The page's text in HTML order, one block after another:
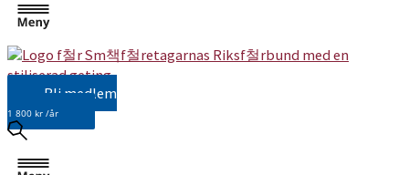
Bli medlem
1 800 kr /år